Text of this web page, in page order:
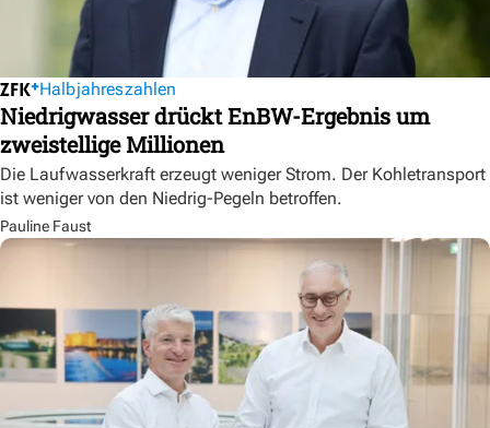
Halbjahreszahlen
Niedrigwasser drückt EnBW-Ergebnis um
zweistellige Millionen
Die Laufwasserkraft erzeugt weniger Strom. Der Kohletransport
ist weniger von den Niedrig-Pegeln betroffen.
Pauline Faust